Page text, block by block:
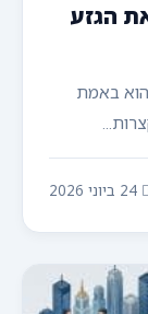
הגזע
הוא באמת
24 ביוני 2026